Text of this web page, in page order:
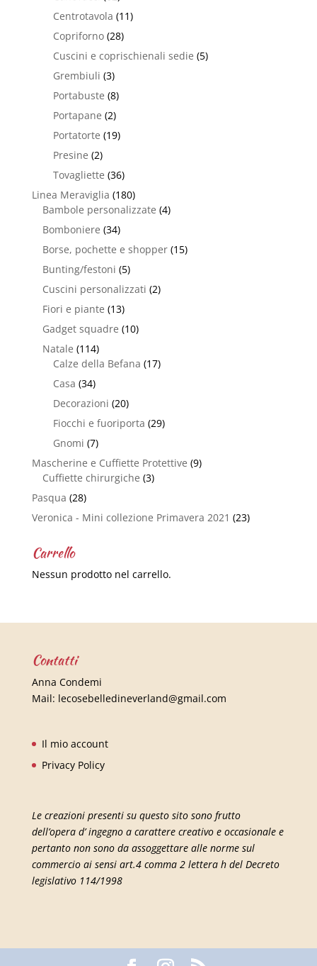
Centrotavola (11)
Copriforno (28)
Cuscini e coprischienali sedie (5)
Grembiuli (3)
Portabuste (8)
Portapane (2)
Portatorte (19)
Presine (2)
Tovagliette (36)
Linea Meraviglia (180)
Bambole personalizzate (4)
Bomboniere (34)
Borse, pochette e shopper (15)
Bunting/festoni (5)
Cuscini personalizzati (2)
Fiori e piante (13)
Gadget squadre (10)
Natale (114)
Calze della Befana (17)
Casa (34)
Decorazioni (20)
Fiocchi e fuoriporta (29)
Gnomi (7)
Mascherine e Cuffiette Protettive (9)
Cuffiette chirurgiche (3)
Pasqua (28)
Veronica - Mini collezione Primavera 2021 (23)
Carrello
Nessun prodotto nel carrello.
Contatti
Anna Condemi
Mail: lecosebelledineverland@gmail.com
Il mio account
Privacy Policy
Le creazioni presenti su questo sito sono frutto
dell’opera d’ ingegno a carattere creativo e occasionale e
pertanto non sono da assoggettare alle norme sul
commercio ai sensi art.4 comma 2 lettera h del Decreto
legislativo 114/1998